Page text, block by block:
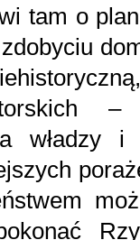
tam o
władzy i